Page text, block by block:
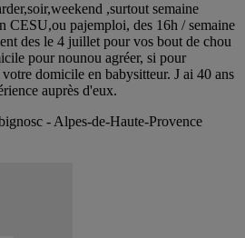
,surtout semaine
CESU,ou pajemploi, des 16h / semaine
des le 4 juillet pour vos bout de chou
pour nounou agréer, si pour
domicile en babysitteur. J ai 40 ans
auprès d'eux.
- Alpes-de-Haute-Provence